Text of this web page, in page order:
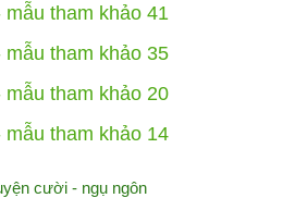
tham khảo 41
tham khảo 35
tham khảo 20
tham khảo 14
cười - ngụ ngôn